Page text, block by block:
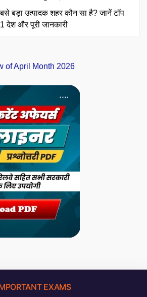
बड़ा उत्पादक शहर कौन सा है? जानें टॉप
देश और पूरी जानकारी
EXAMS